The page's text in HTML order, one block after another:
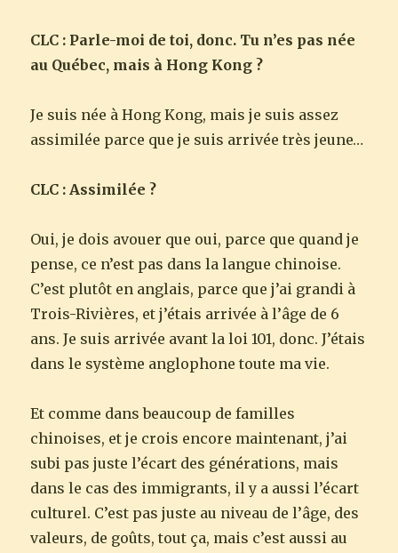
CLC : Parle-moi de toi, donc. Tu n’es pas née
au Québec, mais à Hong Kong ?
Je suis née à Hong Kong, mais je suis assez
assimilée parce que je suis arrivée très jeune…
CLC : Assimilée ?
Oui, je dois avouer que oui, parce que quand je
pense, ce n’est pas dans la langue chinoise.
C’est plutôt en anglais, parce que j’ai grandi à
Trois-Rivières, et j’étais arrivée à l’âge de 6
ans. Je suis arrivée avant la loi 101, donc. J’étais
dans le système anglophone toute ma vie.
Et comme dans beaucoup de familles
chinoises, et je crois encore maintenant, j’ai
subi pas juste l’écart des générations, mais
dans le cas des immigrants, il y a aussi l’écart
culturel. C’est pas juste au niveau de l’âge, des
valeurs, de goûts, tout ça, mais c’est aussi au